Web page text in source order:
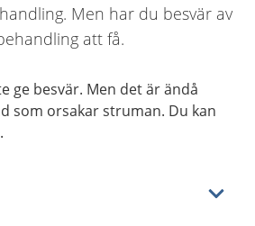
Men har du besvär av
att få.
ge besvär. Men det är ändå
som orsakar struman. Du kan